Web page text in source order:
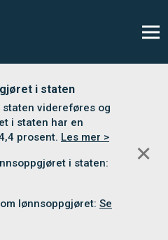
i staten
videreføres og
i staten har en
prosent. Les mer >
i staten:
lønnsoppgjøret: Se
✕